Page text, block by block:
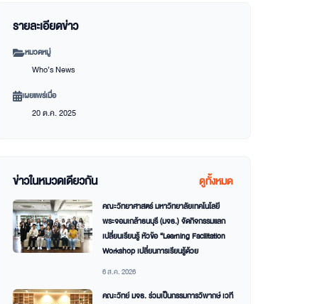
รายละเอียดข่าว
หมวดหมู่
Who’s News
เผยแพร่เมื่อ
20 ต.ค. 2025
ข่าวในหมวดเดียวกัน ดูทั้งหมด
คณะวิทยาศาสตร์ มหาวิทยาลัยเทคโนโลยี
พระจอมเกล้าธนบุรี (มจธ.) จัดกิจกรรมแลก
เปลี่ยนเรียนรู้ หัวข้อ “Learning Facilitation
Workshop เปลี่ยนการเรียนรู้ด้วย
6 ส.ค. 2026
คณะวิทย์ มจธ. ร่วมเป็นกรรมการวิพากษ์ เวที